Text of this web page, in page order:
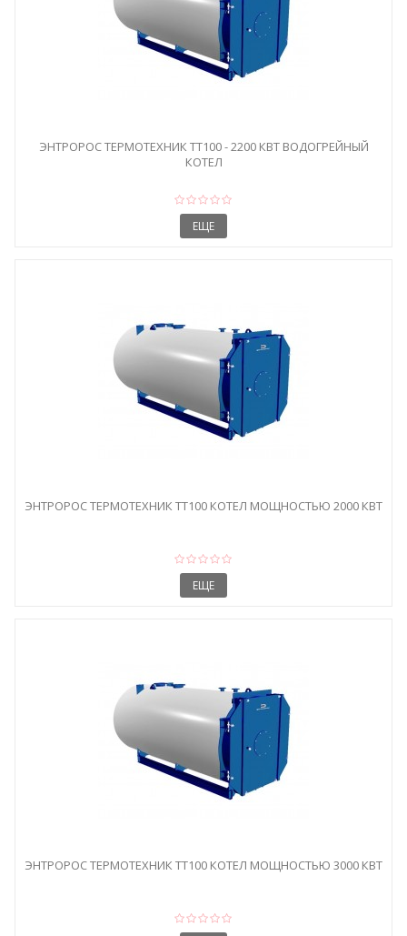
ЭНТРОРОС ТЕРМОТЕХНИК ТТ100 - 2200 КВТ ВОДОГРЕЙНЫЙ
КОТЕЛ
ЕЩЕ
ЭНТРОРОС ТЕРМОТЕХНИК ТТ100 КОТЕЛ МОЩНОСТЬЮ 2000 КВТ
ЕЩЕ
ЭНТРОРОС ТЕРМОТЕХНИК ТТ100 КОТЕЛ МОЩНОСТЬЮ 3000 КВТ